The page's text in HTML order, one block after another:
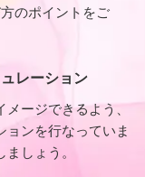
のポイントをご
レーション
ージできるよう、
ョンを行なっていま
しょう。